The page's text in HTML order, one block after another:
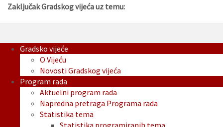
Zaključak Gradskog vijeća uz temu:
Gradsko vijeće
O Vijeću
Novosti Gradskog vijeća
Program rada
Aktuelni program rada
Napredna pretraga Programa rada
Statistika tema